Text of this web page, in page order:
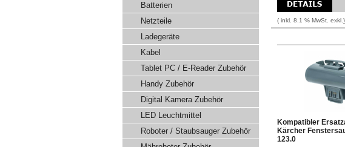
Batterien
Netzteile
Ladegeräte
Kabel
Tablet PC / E-Reader Zubehör
Handy Zubehör
Digital Kamera Zubehör
LED Leuchtmittel
Roboter / Staubsauger Zubehör
( inkl. 8.1 % MwSt. exkl.
Kompatibler
Kärcher
123.0